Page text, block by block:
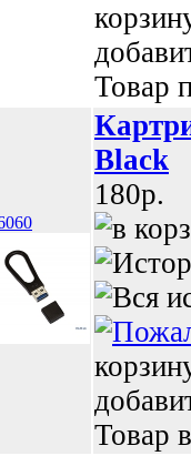
Товар
Black
180p.
Товар